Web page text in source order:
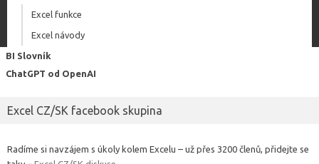
Excel funkce
Excel návody
BI Slovník
ChatGPT od OpenAI
Excel CZ/SK facebook skupina
Radíme si navzájem s úkoly kolem Excelu – už přes 3200 členů, přidejte se